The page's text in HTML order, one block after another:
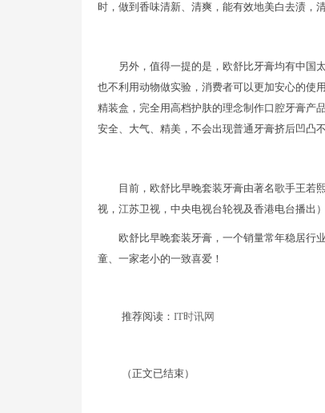
时，做到香味清新、清爽，能有效地美白去渍，
另外，值得一提的是，欧舒比牙膏均有中国
也不利用动物做实验，消费者可以更加安心的使
精装盒，完全用高档护肤的理念制作口腔牙膏产
安全、大气、精美，不会出现普通牙膏挤后凹凸
目前，欧舒比早晚套装牙膏由著名歌手王若
视，江苏卫视，中央电视台轮视及香港电台播出
欧舒比早晚套装牙膏，一个销量常年稳居行
童、一家老小的一致喜爱！
推荐阅读： IT时讯网
（正文已结束）